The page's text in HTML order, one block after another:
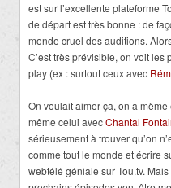
est sur l’excellente plateforme
de départ est très bonne : de
monde cruel des auditions.
C’est très prévisible, on voit les
play (ex : surtout ceux avec
On voulait aimer ça, on a
même celui avecChantal
sérieusement à trouver qu’on
comme tout le monde et écrire
webtélé géniale sur Tou.tv.